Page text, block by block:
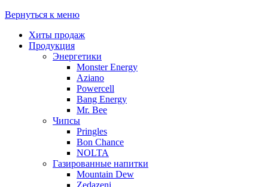
Вернуться к меню
Хиты продаж
Продукция
Энергетики
Monster Energy
Aziano
Powercell
Bang Energy
Mr. Bee
Чипсы
Pringles
Bon Chance
NOLTA
Газированные напитки
Mountain Dew
Zedazeni